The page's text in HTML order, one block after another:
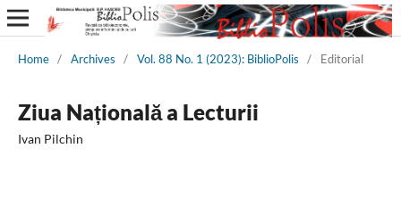
Home / Archives / Vol. 88 No. 1 (2023): BiblioPolis / Editorial
Ziua Națională a Lecturii
Ivan Pilchin